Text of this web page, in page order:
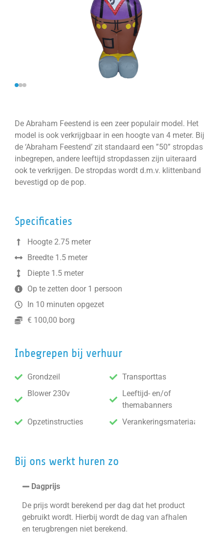
De Abraham Feestend is een zeer populair model. Het
model is ook verkrijgbaar in een hoogte van 4 meter. Bij
de ‘Abraham Feestend’ zit standaard een ”50” stropdas
inbegrepen, andere leeftijd stropdassen zijn uiteraard
ook te verkrijgen. De stropdas wordt d.m.v. klittenband
bevestigd op de pop.
Specificaties
Hoogte 2.75 meter
Breedte 1.5 meter
Diepte 1.5 meter
Op te zetten door 1 persoon
In 10 minuten opgezet
€ 100,00 borg
Inbegrepen bij verhuur
Grondzeil
Transporttas
Blower 230v
Leeftijd- en/of
themabanners
Opzetinstructies
Verankeringsmateriaal
Bij ons werkt huren zo
Dagprijs
De prijs wordt berekend per dag dat het product
gebruikt wordt. Hierbij wordt de dag van afhalen
en terugbrengen niet berekend.